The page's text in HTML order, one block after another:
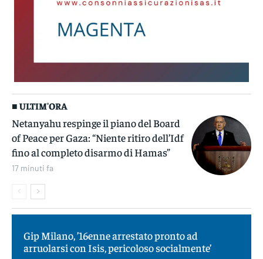
■ ULTIM'ORA
Netanyahu respinge il piano del Board
of Peace per Gaza: “Niente ritiro dell’Idf
fino al completo disarmo di Hamas”
17 minuti fa
Gip Milano, ’16enne arrestato pronto ad
arruolarsi con Isis, pericoloso socialmente’